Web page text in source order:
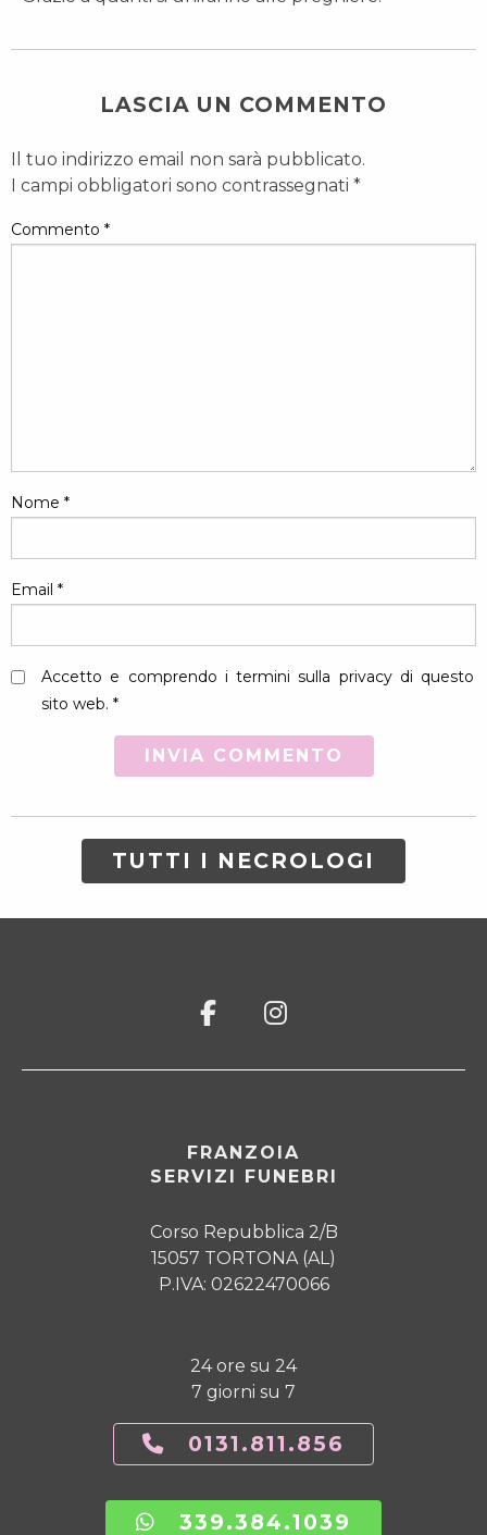
LASCIA UN COMMENTO
Il tuo indirizzo email non sarà pubblicato.
I campi obbligatori sono contrassegnati *
Commento *
Nome *
Email *
Accetto e comprendo i termini sulla privacy di questo
sito web. *
TUTTI I NECROLOGI
FRANZOIA
SERVIZI FUNEBRI
Corso Repubblica 2/B
15057 TORTONA (AL)
P.IVA: 02622470066
24 ore su 24
7 giorni su 7
0131.811.856
339.384.1039